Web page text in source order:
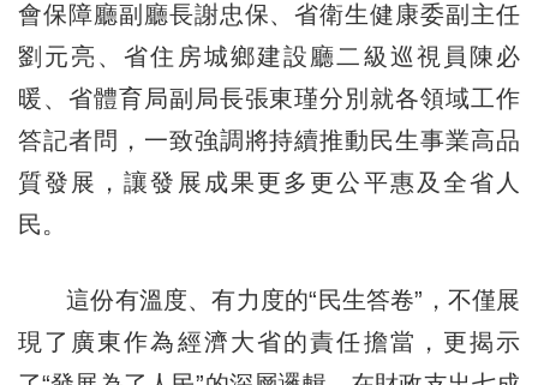
會保障廳副廳長謝忠保、省衛生健康委副主任
劉元亮、省住房城鄉建設廳二級巡視員陳必
暖、省體育局副局長張東瑾分別就各領域工作
答記者問，一致強調將持續推動民生事業高品
質發展，讓發展成果更多更公平惠及全省人
民。
這份有溫度、有力度的“民生答卷”，不僅展
現了廣東作為經濟大省的責任擔當，更揭示